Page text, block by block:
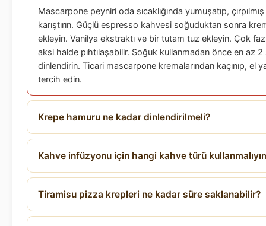
Mascarpone peyniri oda sıcaklığında yumuşatıp,
karıştırın. Güçlü espresso kahvesi soğuduktan sonra
ekleyin. Vanilya ekstraktı ve bir tutam tuz ekleyin. Çok
aksi halde pıhtılaşabilir. Soğuk kullanmadan önce en az
dinlendirin. Ticari mascarpone kremalarından kaçınıp, el
tercih edin.
Krepe hamuru ne kadar dinlendirilmeli?
Kahve infüzyonu için hangi kahve türü
Tiramisu pizza krepleri ne kadar süre saklanabilir?